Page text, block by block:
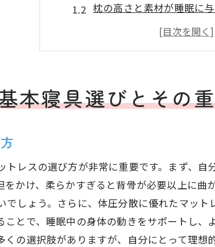
枕の高さと素材が睡眠に
快適な布団やシーツの選び
寝具の清潔さを保つため
最新の寝具テクノロジー
リラックス法を駆使して睡眠の
アロマテラピーによるリ
簡単にできるヨガポーズ
音楽がもたらす癒しの力
整体施術で体をリフレッ
本寝具選びとその
トレスの選び方が非常に重要です。まず、
をかけ、柔らかすぎると背骨が必要以上に
でしょう。さらに、体圧分散に優れたマッ
ことで、睡眠中の身体の動きをサポートし
の選択肢がありますが、自分にとって理想